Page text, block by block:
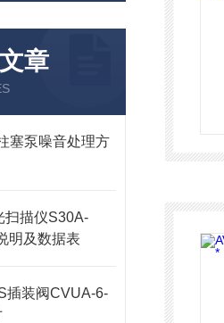
章
塞泵噪音处理方
扫描仪S30A-
明及数据表
插装阀CVUA-6-